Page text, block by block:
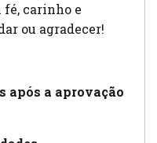
fé, carinho e
ou agradecer!
após a aprovação